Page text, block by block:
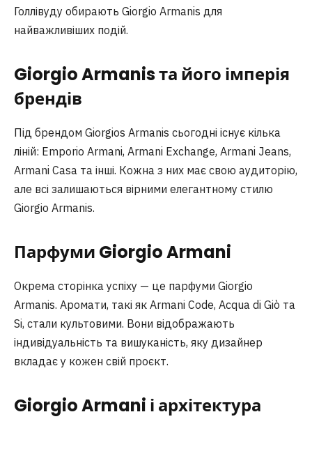
Голлівуду обирають Giorgio Armanis для
найважливіших подій.
Giorgio Armanis та його імперія
брендів
Під брендом Giorgios Armanis сьогодні існує кілька
ліній: Emporio Armani, Armani Exchange, Armani Jeans,
Armani Casa та інші. Кожна з них має свою аудиторію,
але всі залишаються вірними елегантному стилю
Giorgio Armanis.
Парфуми Giorgio Armani
Окрема сторінка успіху — це парфуми Giorgio
Armanis. Аромати, такі як Armani Code, Acqua di Giò та
Si, стали культовими. Вони відображають
індивідуальність та вишуканість, яку дизайнер
вкладає у кожен свій проєкт.
Giorgio Armani і архітектура